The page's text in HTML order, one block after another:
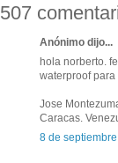
507
Anónimo dijo...
hola norberto.
waterproof para
Jose
Caracas.
8 de